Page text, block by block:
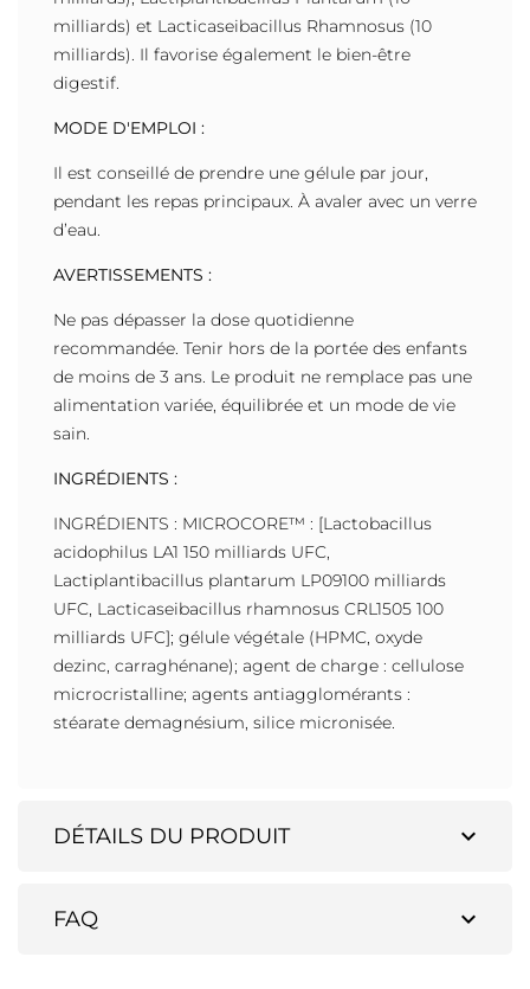
milliards) et Lacticaseibacillus Rhamnosus (10
milliards). Il favorise également le bien-être
digestif.
MODE D'EMPLOI :
Il est conseillé de prendre une gélule par jour,
pendant les repas principaux. À avaler avec un verre
d’eau.
AVERTISSEMENTS :
Ne pas dépasser la dose quotidienne
recommandée. Tenir hors de la portée des enfants
de moins de 3 ans. Le produit ne remplace pas une
alimentation variée, équilibrée et un mode de vie
sain.
INGRÉDIENTS :
INGRÉDIENTS : MICROCORE™ : [Lactobacillus
acidophilus LA1 150 milliards UFC,
Lactiplantibacillus plantarum LP09100 milliards
UFC, Lacticaseibacillus rhamnosus CRL1505 100
milliards UFC]; gélule végétale (HPMC, oxyde
dezinc, carraghénane); agent de charge : cellulose
microcristalline; agents antiagglomérants :
stéarate demagnésium, silice micronisée.
expand_more
DÉTAILS DU PRODUIT
expand_more
FAQ